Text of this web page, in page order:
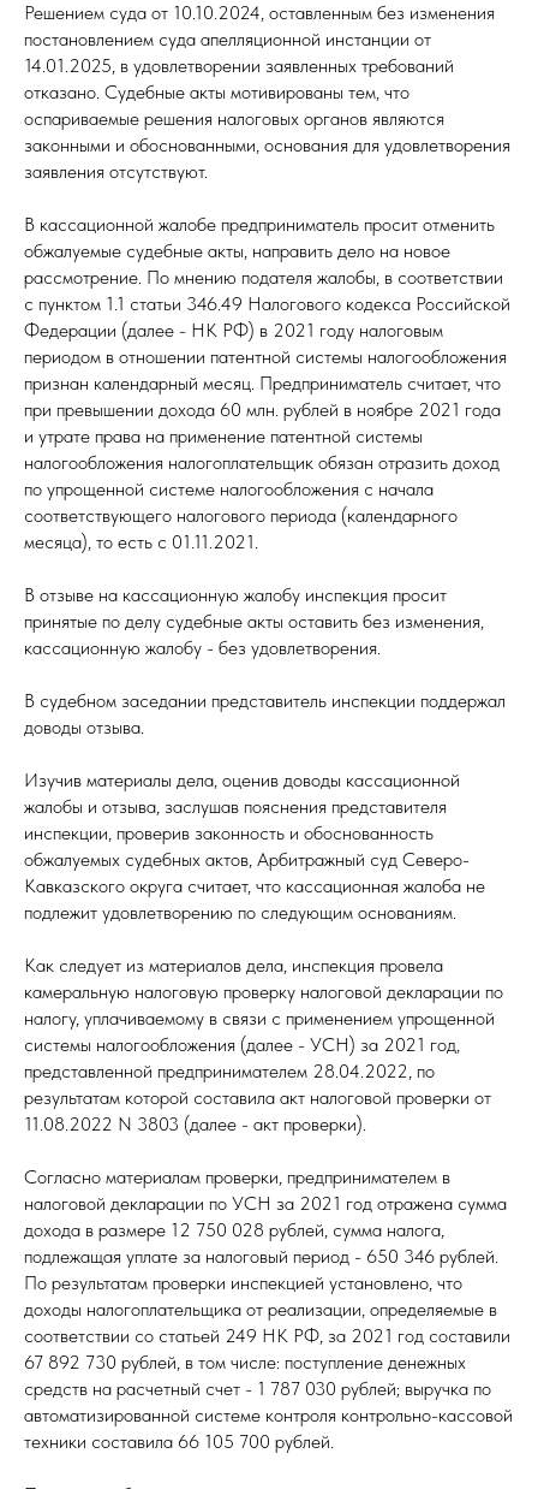
Решением суда от 10.10.2024, оставленным без изменения
постановлением суда апелляционной инстанции от
14.01.2025, в удовлетворении заявленных требований
отказано. Судебные акты мотивированы тем, что
оспариваемые решения налоговых органов являются
законными и обоснованными, основания для удовлетворения
заявления отсутствуют.
В кассационной жалобе предприниматель просит отменить
обжалуемые судебные акты, направить дело на новое
рассмотрение. По мнению подателя жалобы, в соответствии
с пунктом 1.1 статьи 346.49 Налогового кодекса Российской
Федерации (далее - НК РФ) в 2021 году налоговым
периодом в отношении патентной системы налогообложения
признан календарный месяц. Предприниматель считает, что
при превышении дохода 60 млн. рублей в ноябре 2021 года
и утрате права на применение патентной системы
налогообложения налогоплательщик обязан отразить доход
по упрощенной системе налогообложения с начала
соответствующего налогового периода (календарного
месяца), то есть с 01.11.2021.
В отзыве на кассационную жалобу инспекция просит
принятые по делу судебные акты оставить без изменения,
кассационную жалобу - без удовлетворения.
В судебном заседании представитель инспекции поддержал
доводы отзыва.
Изучив материалы дела, оценив доводы кассационной
жалобы и отзыва, заслушав пояснения представителя
инспекции, проверив законность и обоснованность
обжалуемых судебных актов, Арбитражный суд Северо-
Кавказского округа считает, что кассационная жалоба не
подлежит удовлетворению по следующим основаниям.
Как следует из материалов дела, инспекция провела
камеральную налоговую проверку налоговой декларации по
налогу, уплачиваемому в связи с применением упрощенной
системы налогообложения (далее - УСН) за 2021 год,
представленной предпринимателем 28.04.2022, по
результатам которой составила акт налоговой проверки от
11.08.2022 N 3803 (далее - акт проверки).
Согласно материалам проверки, предпринимателем в
налоговой декларации по УСН за 2021 год отражена сумма
дохода в размере 12 750 028 рублей, сумма налога,
подлежащая уплате за налоговый период - 650 346 рублей.
По результатам проверки инспекцией установлено, что
доходы налогоплательщика от реализации, определяемые в
соответствии со статьей 249 НК РФ, за 2021 год составили
67 892 730 рублей, в том числе: поступление денежных
средств на расчетный счет - 1 787 030 рублей; выручка по
автоматизированной системе контроля контрольно-кассовой
техники составила 66 105 700 рублей.